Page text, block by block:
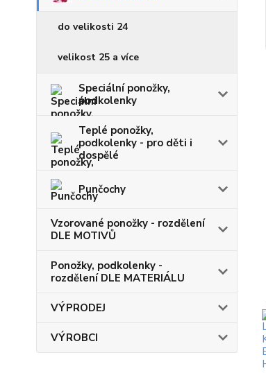
do velikosti 24
velikost 25 a více
Speciální ponožky,
podkolenky
Teplé ponožky,
podkolenky - pro děti i
dospělé
Punčochy
Vzorované ponožky - rozdělení
DLE MOTIVŮ
Ponožky, podkolenky -
rozdělení DLE MATERIÁLU
VÝPRODEJ
VÝROBCI